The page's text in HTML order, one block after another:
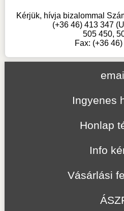
Kérjük, hívja bizalommal
(+36 46) 413 347
505 450,
Fax: (+36
Ingyenes
Honlap
Info
Vásárlási